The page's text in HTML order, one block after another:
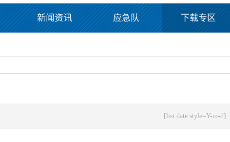
新闻资讯 应急队 下载专区
[list:date style=Y-m-d]